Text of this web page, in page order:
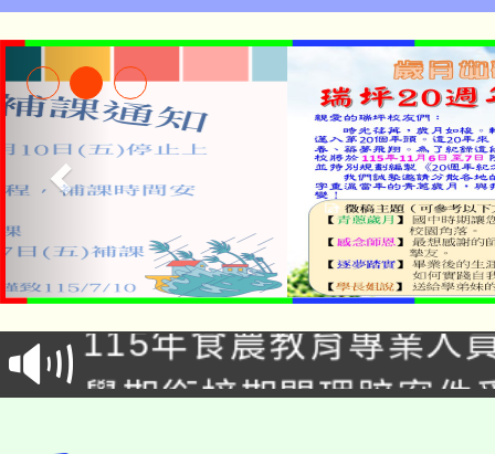
淨零綠生活教案入校路
會
115年食農教育專業人
程
學期銜接期間理賠案件